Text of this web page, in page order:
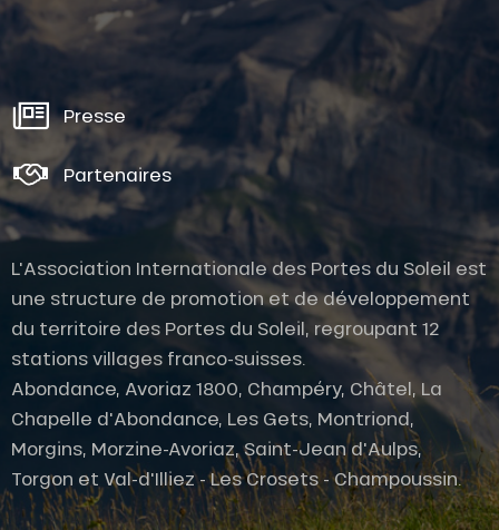
Presse
Partenaires
L'Association Internationale des Portes du Soleil est
une structure de promotion et de développement
du territoire des Portes du Soleil, regroupant 12
stations villages franco-suisses.
Abondance, Avoriaz 1800, Champéry, Châtel, La
Chapelle d'Abondance, Les Gets, Montriond,
Morgins, Morzine-Avoriaz, Saint-Jean d'Aulps,
Torgon et Val-d'Illiez - Les Crosets - Champoussin.